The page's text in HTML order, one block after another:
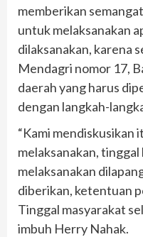
memberikan
untuk melaksanakan
dilaksanakan, karena
Mendagri nomor 17,
daerah yang harus
dengan langkah-
“Kami mendiskusikan
melaksanakan, tinggal
melaksanakan
diberikan, ketentuan
Tinggal masyarakat
imbuh Herry Nahak.